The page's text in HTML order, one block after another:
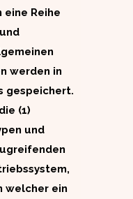
Reihe
werden in
gespeichert.
(1)
und
welcher ein